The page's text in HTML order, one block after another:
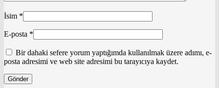
İsim *
E-posta *
Bir dahaki sefere yorum yaptığımda kullanılmak üzere adımı, e-
posta adresimi ve web site adresimi bu tarayıcıya kaydet.